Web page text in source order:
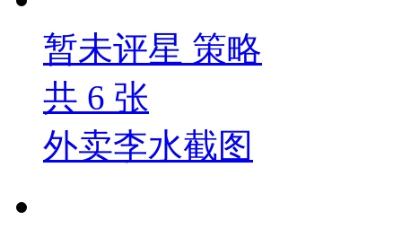
暂未评星 策略
共 6 张
外卖李水截图